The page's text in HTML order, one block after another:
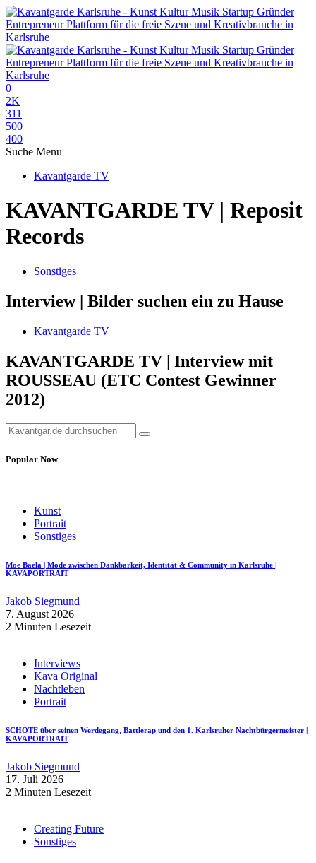
0
2K
311
500
400
Suche Menu
Kavantgarde TV
KAVANTGARDE TV | Reposit
Records
Sonstiges
Interview | Bilder suchen ein zu Hause
Kavantgarde TV
KAVANTGARDE TV | Interview mit
ROUSSEAU (ETC Contest Gewinner
2012)
Popular Now
Kunst
Portrait
Sonstiges
Moe Baela | Mode zwischen Dankbarkeit, Identität & Community in Karlsruhe |
KAVAPORTRAIT
Jakob Siegmund
7. August 2026
2 Minuten Lesezeit
Interviews
Kava Original
Nachtleben
Portrait
SCHOTE über seinen Werdegang, Battlerap und den 1. Karlsruher Nachtbürgermeister |
KAVAPORTRAIT
Jakob Siegmund
17. Juli 2026
2 Minuten Lesezeit
Creating Future
Sonstiges